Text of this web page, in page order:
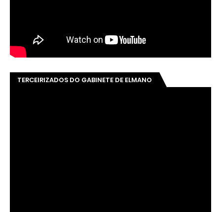
TERCEIRIZADOS DO GABINETE DE ELMANO